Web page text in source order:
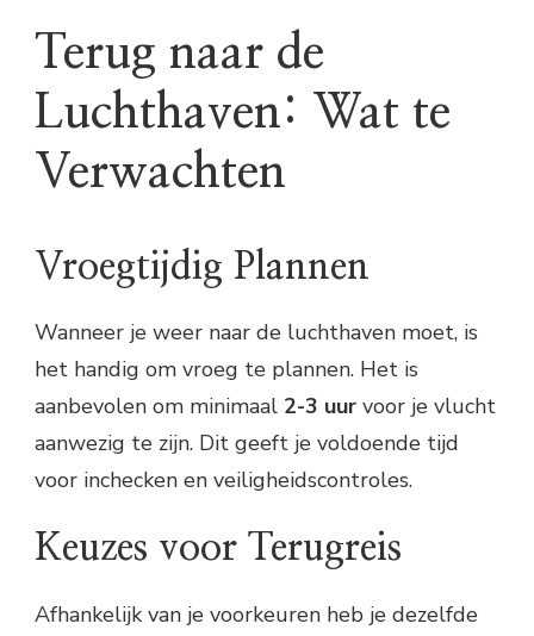
Terug naar de
Luchthaven: Wat te
Verwachten
Vroegtijdig Plannen
Wanneer je weer naar de luchthaven moet, is
het handig om vroeg te plannen. Het is
aanbevolen om minimaal 2-3 uur voor je vlucht
aanwezig te zijn. Dit geeft je voldoende tijd
voor inchecken en veiligheidscontroles.
Keuzes voor Terugreis
Afhankelijk van je voorkeuren heb je dezelfde